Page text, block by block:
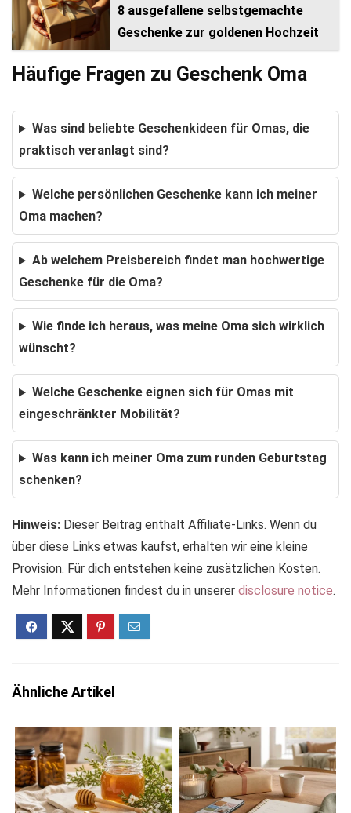
8 ausgefallene selbstgemachte
Geschenke zur goldenen Hochzeit
Häufige Fragen zu Geschenk Oma
Was sind beliebte Geschenkideen für Omas, die
praktisch veranlagt sind?
Welche persönlichen Geschenke kann ich meiner
Oma machen?
Ab welchem Preisbereich findet man hochwertige
Geschenke für die Oma?
Wie finde ich heraus, was meine Oma sich wirklich
wünscht?
Welche Geschenke eignen sich für Omas mit
eingeschränkter Mobilität?
Was kann ich meiner Oma zum runden Geburtstag
schenken?
Hinweis: Dieser Beitrag enthält Affiliate-Links. Wenn du
über diese Links etwas kaufst, erhalten wir eine kleine
Provision. Für dich entstehen keine zusätzlichen Kosten.
Mehr Informationen findest du in unserer disclosure notice.
Ähnliche Artikel